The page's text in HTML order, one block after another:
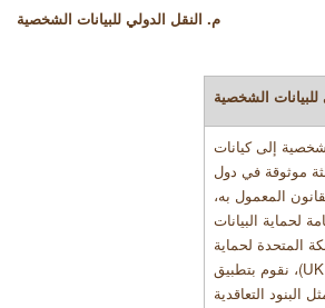
م. النقل الدولي للبيانات الشخصية
الشخصية
إلى كيانات
موثوقة في دول
المعمول به،
لحماية البيانات
المتحدة لحماية
، نقوم بتطبيق
البنود التعاقدية